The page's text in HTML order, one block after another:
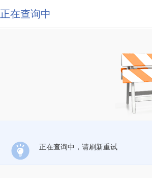
正在查询中
正在查询中，请刷新重试